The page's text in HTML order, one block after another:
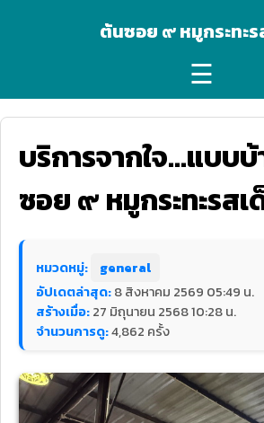
ต้นซอย ๙ หมูกระทะ
☰
บริการจากใจ…แบบ
ซอย ๙ หมูกระทะรส
หมวดหมู่:
general
อัปเดตล่าสุด:8 สิงหาคม 2569 05:49 น.
สร้างเมื่อ:27 มิถุนายน 2568 10:28 น.
จำนวนการดู:4,862 ครั้ง